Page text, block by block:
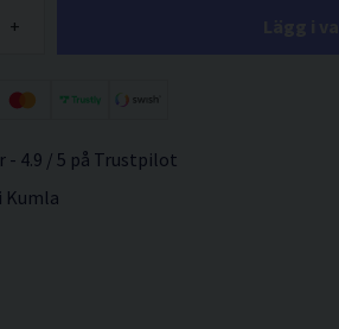
+
- 4.9 / 5 på Trustpilot
Kumla